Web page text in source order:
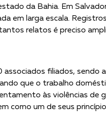
da Bahia. Em
em larga escala.
relatos é preciso
filiados, sendo
que o trabalho
às violências de
como um de seus